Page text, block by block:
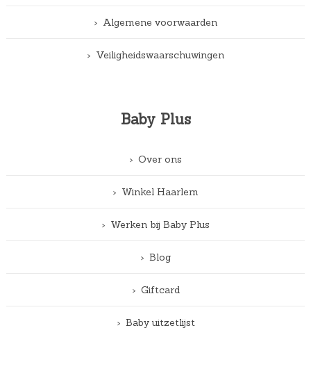
Algemene voorwaarden
Veiligheidswaarschuwingen
Baby Plus
Over ons
Winkel Haarlem
Werken bij Baby Plus
Blog
Giftcard
Baby uitzetlijst